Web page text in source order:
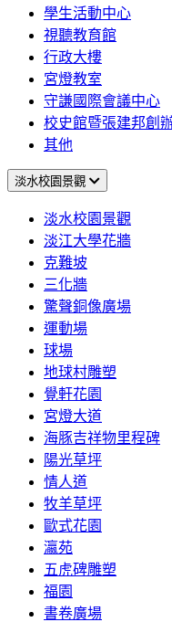
學生活動中心
視聽教育館
行政大樓
宮燈教室
守謙國際會議中心
校史館暨張建邦創
其他
淡水校園景觀
淡水校園景觀
淡江大學花牆
克難坡
三化牆
驚聲銅像廣場
運動場
球場
地球村雕塑
覺軒花園
宮燈大道
海豚吉祥物里程碑
陽光草坪
情人道
牧羊草坪
歐式花園
瀛苑
五虎碑雕塑
福園
書卷廣場